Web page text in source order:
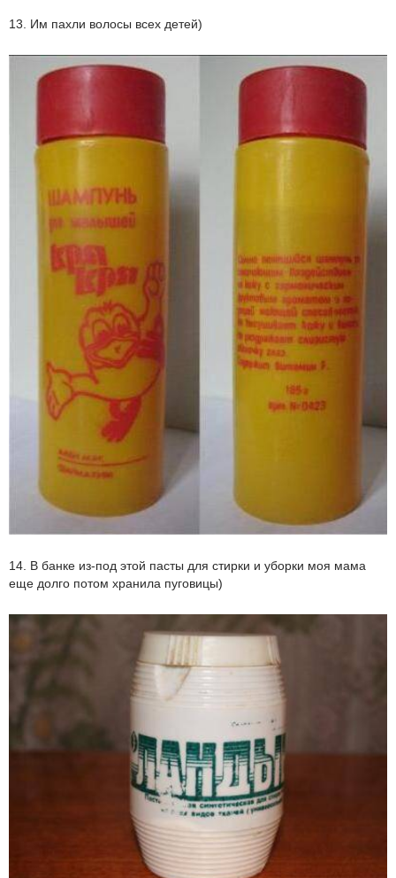
13. Им пахли волосы всех детей)
14. В банке из-под этой пасты для стирки и уборки моя мама
еще долго потом хранила пуговицы)